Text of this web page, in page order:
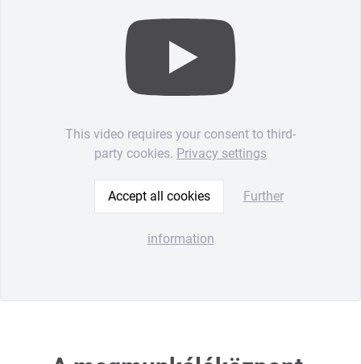
This video requires your consent to third-
party cookies. Privacy settings
Accept all cookies Further
information